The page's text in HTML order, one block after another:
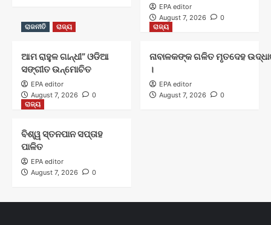
EPA editor
August 7, 2026
0
ରାଜନୀତି
ରାଜ୍ୟ
ଆମ ରାହୁଳ ଗାନ୍ଧୀ” ଓଡିଆ
ସଙ୍ଗୀତ ଉନ୍ମୋଚିତ
EPA editor
August 7, 2026
0
ରାଜ୍ୟ
ନାବାଳକଙ୍କ ଗଳିତ ମୃତଦେହ
।
EPA editor
August 7, 2026
0
ରାଜ୍ୟ
ବିଶ୍ୱ ସ୍ତନପାନ ସପ୍ତାହ
ପାଳିତ
EPA editor
August 7, 2026
0